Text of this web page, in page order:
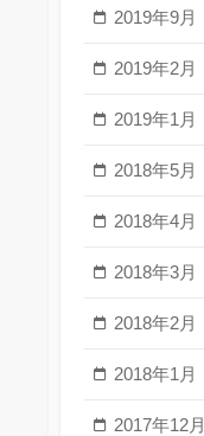
2019年9月
2019年2月
2019年1月
2018年5月
2018年4月
2018年3月
2018年2月
2018年1月
2017年12月